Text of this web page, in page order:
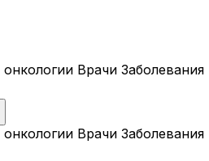
Врачи Заболевания
Врачи Заболевания